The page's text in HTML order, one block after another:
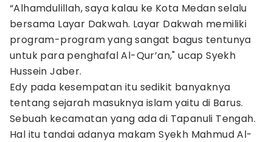
“Alhamdulillah, saya kalau ke Kota Medan selalu
bersama Layar Dakwah. Layar Dakwah memiliki
program-program yang sangat bagus tentunya
untuk para penghafal Al-Qur’an," ucap Syekh
Hussein Jaber.
Edy pada kesempatan itu sedikit banyaknya
tentang sejarah masuknya islam yaitu di Barus.
Sebuah kecamatan yang ada di Tapanuli Tengah.
Hal itu tandai adanya makam Syekh Mahmud Al-